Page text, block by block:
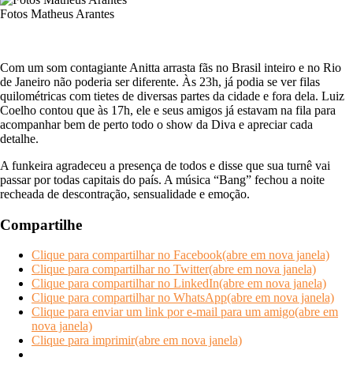
Fotos Matheus Arantes
Com um som contagiante Anitta arrasta fãs no Brasil inteiro e no Rio
de Janeiro não poderia ser diferente. Às 23h, já podia se ver filas
quilométricas com tietes de diversas partes da cidade e fora dela. Luiz
Coelho contou que às 17h, ele e seus amigos já estavam na fila para
acompanhar bem de perto todo o show da Diva e apreciar cada
detalhe.
A funkeira agradeceu a presença de todos e disse que sua turnê vai
passar por todas capitais do país. A música “Bang” fechou a noite
recheada de descontração, sensualidade e emoção.
Compartilhe
Clique para compartilhar no Facebook(abre em nova janela)
Clique para compartilhar no Twitter(abre em nova janela)
Clique para compartilhar no LinkedIn(abre em nova janela)
Clique para compartilhar no WhatsApp(abre em nova janela)
Clique para enviar um link por e-mail para um amigo(abre em
nova janela)
Clique para imprimir(abre em nova janela)